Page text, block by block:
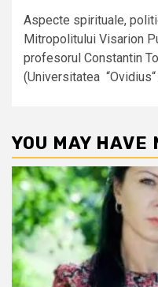
Aspecte spirituale,
Mitropolitului Visarion
profesorul Constantin
(Universitatea “Ovidius“
YOU MAY HAVE